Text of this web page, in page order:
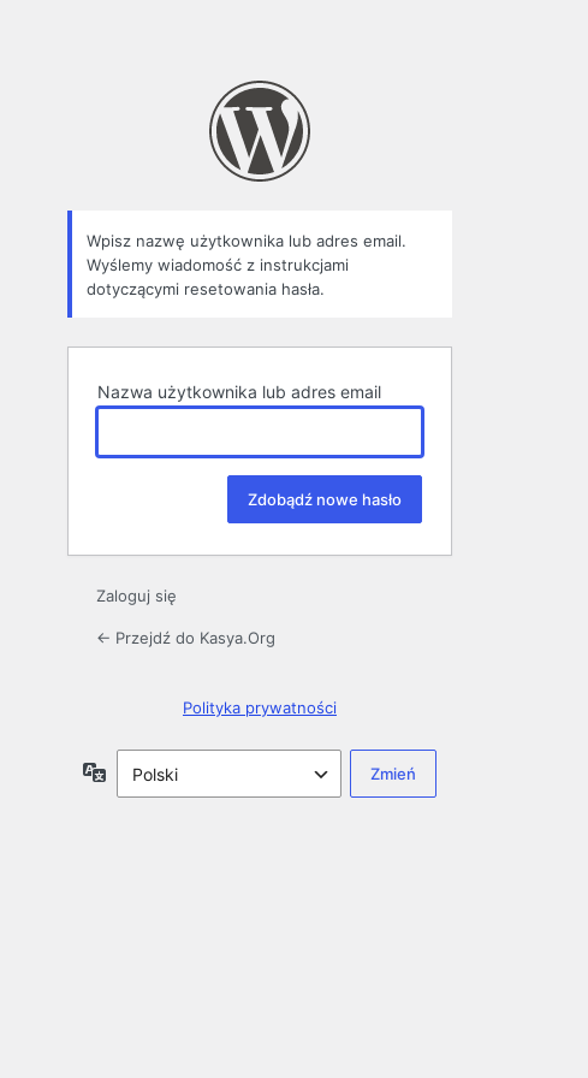
Wpisz nazwę użytkownika lub adres email.
Wyślemy wiadomość z instrukcjami
dotyczącymi resetowania hasła.
Nazwa użytkownika lub adres email
Zaloguj się
← Przejdź do Kasya.Org
Polityka prywatności
Język